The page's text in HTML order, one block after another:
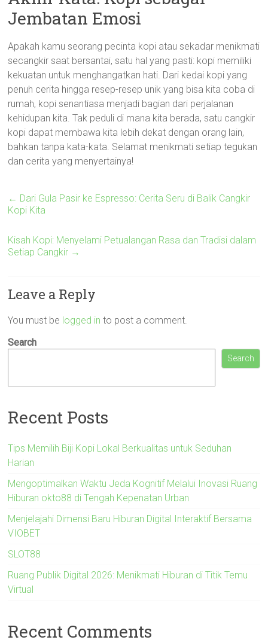
Jembatan Emosi
Apakah kamu seorang pecinta kopi atau sekadar menikmati
secangkir saat bersantai, satu hal yang pasti: kopi memiliki
kekuatan untuk menghangatkan hati. Dari kedai kopi yang
penuh cerita hingga resep-resep unik yang bisa kita coba di
rumah, kopi senantiasa menjadi bagian dari perjalanan
kehidupan kita. Tak peduli di mana kita berada, satu cangkir
kopi dapat membawa kita lebih dekat dengan orang lain,
bahkan tanpa kata-kata. Selamat menikmati setiap tegukan
dan cerita yang menyertainya!
← Dari Gula Pasir ke Espresso: Cerita Seru di Balik Cangkir
Kopi Kita
Kisah Kopi: Menyelami Petualangan Rasa dan Tradisi dalam
Setiap Cangkir →
Leave a Reply
You must be logged in to post a comment.
Search
Search
Recent Posts
Tips Memilih Biji Kopi Lokal Berkualitas untuk Seduhan
Harian
Mengoptimalkan Waktu Jeda Kognitif Melalui Inovasi Ruang
Hiburan okto88 di Tengah Kepenatan Urban
Menjelajahi Dimensi Baru Hiburan Digital Interaktif Bersama
VIOBET
SLOT88
Ruang Publik Digital 2026: Menikmati Hiburan di Titik Temu
Virtual
Recent Comments